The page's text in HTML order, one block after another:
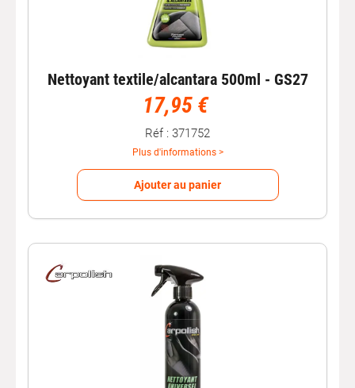
Nettoyant textile/alcantara 500ml - GS27
17,95 €
Réf : 371752
Plus d'informations >
Ajouter au panier